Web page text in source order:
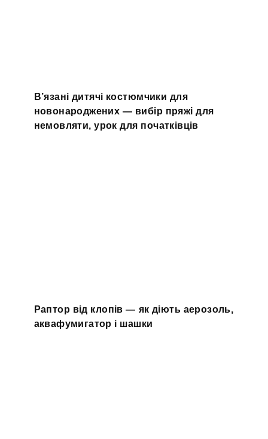
В’язані дитячі костюмчики для
новонароджених — вибір пряжі для
немовляти, урок для початківців
Раптор від клопів — як діють аерозоль,
аквафумигатор і шашки